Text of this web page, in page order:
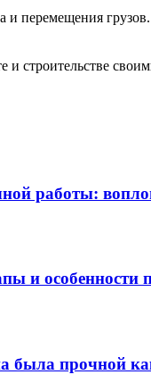
перемещения
строительстве
работы:
и особенности
была прочной